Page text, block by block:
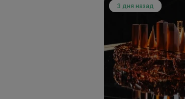
3 дня назад